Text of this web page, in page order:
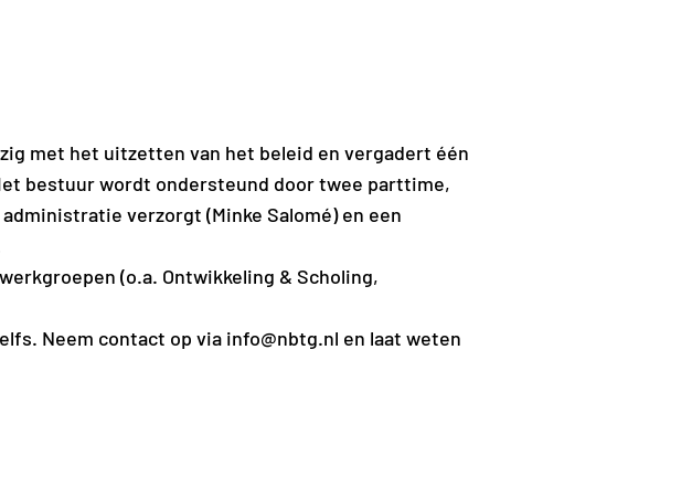
met het uitzetten van het beleid en vergadert één
bestuur wordt ondersteund door twee parttime,
verzorgt (Minke Salomé) en een
(o.a. Ontwikkeling & Scholing,
Neem contact op via info@nbtg.nl en laat weten